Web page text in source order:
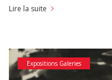
Lire la suite
Expositions Galeries